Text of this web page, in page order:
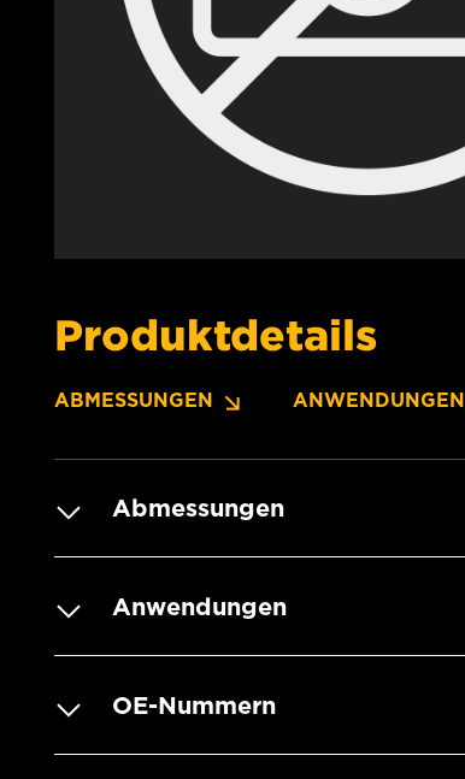
Produktdetails
ABMESSUNGEN ANWENDUNGEN
Abmessungen
Anwendungen
OE-Nummern